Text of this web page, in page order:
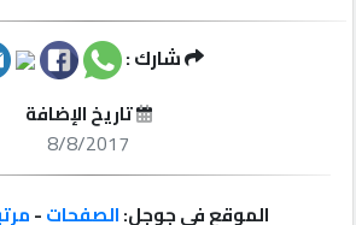
إبحث
إعلانات
شارك :
تاريخ الإضافة
8/8/2017
الموقع في جوجل:الصفحات-